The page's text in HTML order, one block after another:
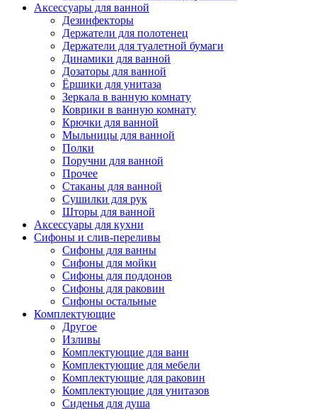
Аксессуары для ванной
Дезинфекторы
Держатели для полотенец
Держатели для туалетной бумаги
Динамики для ванной
Дозаторы для ванной
Ёршики для унитаза
Зеркала в ванную комнату
Коврики в ванную комнату
Крючки для ванной
Мыльницы для ванной
Полки
Поручни для ванной
Прочее
Стаканы для ванной
Сушилки для рук
Шторы для ванной
Аксессуары для кухни
Сифоны и слив-переливы
Сифоны для ванны
Сифоны для мойки
Сифоны для поддонов
Сифоны для раковин
Сифоны остальные
Комплектующие
Другое
Изливы
Комплектующие для ванн
Комплектующие для мебели
Комплектующие для раковин
Комплектующие для унитазов
Сиденья для душа